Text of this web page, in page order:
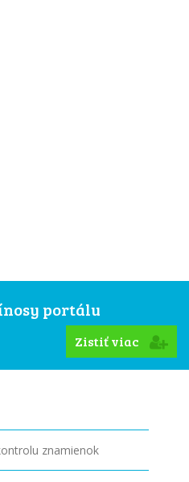
portálu
Zistiť viac
znamienok